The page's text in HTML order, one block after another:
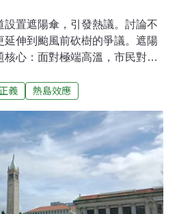
置遮陽傘，引發熱議。討論不
延伸到颱風前砍樹的爭議。遮陽
心：面對極端高溫，市民對城
的標準與整體規劃。目前的政策
各縣市若要進一步推動遮陽與降
、造價成本，更應公布客觀的選
檢視政策成效，也讓遮陽傘規
適治理。事實上，台灣部分遮
去也有地方民意代表赴韓考察，
市治理脈絡可循。韓國早已將路
義 熱島效應